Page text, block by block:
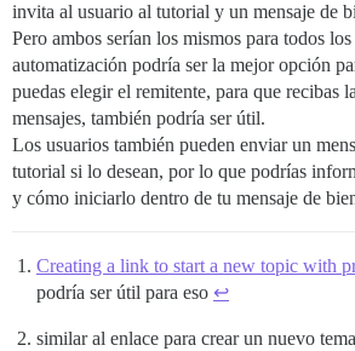
invita al usuario al tutorial y un mensaje de
Pero ambos serían los mismos para todos
automatización podría ser la mejor opción
puedas elegir el remitente, para que recibas
mensajes, también podría ser útil.
Los usuarios también pueden enviar un
tutorial si lo desean, por lo que podrías
y cómo iniciarlo dentro de tu mensaje de
Creating a link to start a new topic with
podría ser útil para eso ↩︎
similar al enlace para crear un nuevo